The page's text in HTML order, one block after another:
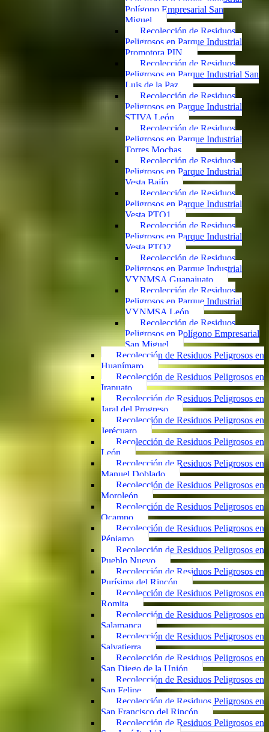
Polígono Empresarial San
Miguel
Recolección de Residuos
Peligrosos en Parque Industrial
Promotora PIN
Recolección de Residuos
Peligrosos en Parque Industrial San
Luis de la Paz
Recolección de Residuos
Peligrosos en Parque Industrial
STIVA León
Recolección de Residuos
Peligrosos en Parque Industrial
Torres Mochas
Recolección de Residuos
Peligrosos en Parque Industrial
Vesta Bajío
Recolección de Residuos
Peligrosos en Parque Industrial
Vesta PTO1
Recolección de Residuos
Peligrosos en Parque Industrial
Vesta PTO2
Recolección de Residuos
Peligrosos en Parque Industrial
VYNMSA Guanajuato
Recolección de Residuos
Peligrosos en Parque Industrial
VYNMSA León
Recolección de Residuos
Peligrosos en Polígono Empresarial
San Miguel
Recolección de Residuos Peligrosos en
Huanímaro
Recolección de Residuos Peligrosos en
Irapuato
Recolección de Residuos Peligrosos en
Jaral del Progreso
Recolección de Residuos Peligrosos en
Jerécuaro
Recolección de Residuos Peligrosos en
León
Recolección de Residuos Peligrosos en
Manuel Doblado
Recolección de Residuos Peligrosos en
Moroleón
Recolección de Residuos Peligrosos en
Ocampo
Recolección de Residuos Peligrosos en
Pénjamo
Recolección de Residuos Peligrosos en
Pueblo Nuevo
Recolección de Residuos Peligrosos en
Purísima del Rincón
Recolección de Residuos Peligrosos en
Romita
Recolección de Residuos Peligrosos en
Salamanca
Recolección de Residuos Peligrosos en
Salvatierra
Recolección de Residuos Peligrosos en
San Diego de la Unión
Recolección de Residuos Peligrosos en
San Felipe
Recolección de Residuos Peligrosos en
San Francisco del Rincón
Recolección de Residuos Peligrosos en